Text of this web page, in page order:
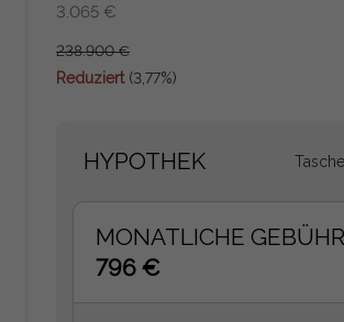
3.065 €
238.900 €
Reduziert (3,77%)
HYPOTHEK
MONATLICHE GEBÜHR
796 €